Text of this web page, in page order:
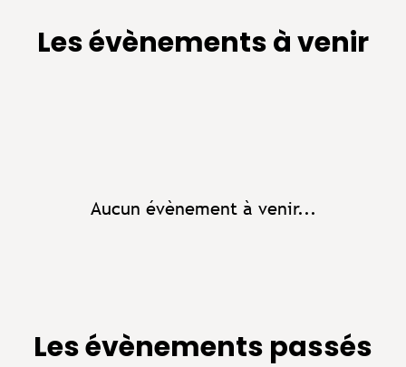
Les évènements à venir
Aucun évènement à venir...
Les évènements passés